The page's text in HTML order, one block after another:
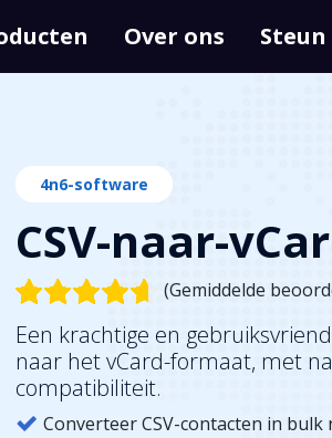
Over ons Steun
4n6-software
CSV-naar-
(Gemiddelde
Een krachtige en
naar het vCard-formaat, met
compatibiliteit.
Converteer CSV-contacten in